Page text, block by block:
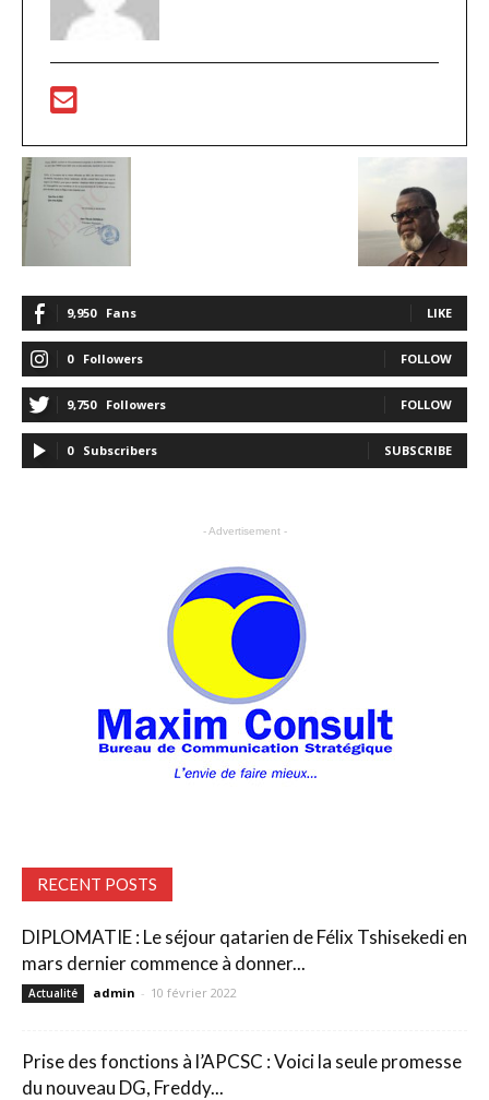
9,950 Fans LIKE
0 Followers FOLLOW
9,750 Followers FOLLOW
0 Subscribers SUBSCRIBE
- Advertisement -
RECENT POSTS
DIPLOMATIE : Le séjour qatarien de Félix Tshisekedi en
mars dernier commence à donner...
Actualité admin - 10 février 2022
Prise des fonctions à l’APCSC : Voici la seule promesse
du nouveau DG, Freddy...